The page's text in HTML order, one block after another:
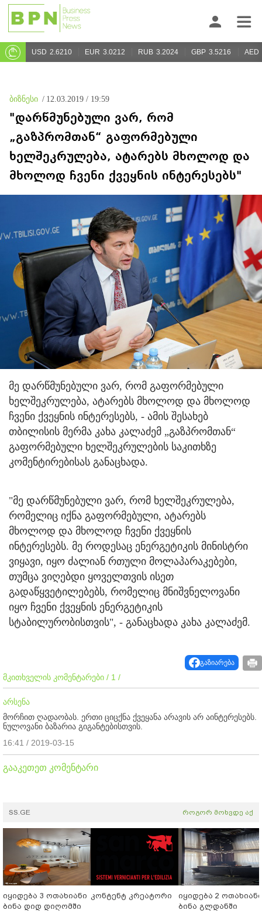
USD 2.6210 EUR 3.0212 RUB 3.2024 GBP 3.5216 AED
ბიზნესი / 12.03.2019 / 19:59
"დარწმუნებული ვარ, რომ
„გაზპრომთან“ გაფორმებული
ხელშეკრულება, ატარებს მხოლოდ და
მხოლოდ ჩვენი ქვეყნის ინტერესებს"
მე დარწმუნებული ვარ, რომ გაფორმებული
ხელშეკრულება, ატარებს მხოლოდ და მხოლოდ
ჩვენი ქვეყნის ინტერესებს, - ამის შესახებ
თბილისის მერმა კახა კალაძემ „გაზპრომთან“
გაფორმებული ხელშეკრულების საკითხზე
კომენტირებისას განაცხადა.
"მე დარწმუნებული ვარ, რომ ხელშეკრულება,
რომელიც იქნა გაფორმებული, ატარებს
მხოლოდ და მხოლოდ ჩვენი ქვეყნის
ინტერესებს. მე როდესაც ენერგეტიკის მინისტრი
ვიყავი, იყო ძალიან რთული მოლაპარაკებები,
თუმცა ვიღებდი ყოველთვის ისეთ
გადაწყვეტილებებს, რომელიც მნიშვნელოვანი
იყო ჩვენი ქვეყნის ენერგეტიკის
სტაბილურობისთვის", - განაცხადა კახა კალაძემ.
გაზიარება
მკითხველის კომენტარები / 1 /
არსენა
მორჩით ღადაობას. ერთი ციცქნა ქვეყანა არავის არ აინტერესებს.
ნულოვანი ბაზარია გიგანტებისთვის.
16:41 / 2019-03-15
გააკეთეთ კომენტარი
SS.GE როგორ მოხვდე აქ
იყიდება 3 ოთახიანი
ბინა დიდ დიღომში
კონტენტ კრეატორი
იყიდება 2 ოთახიანი
ბინა გლდანში